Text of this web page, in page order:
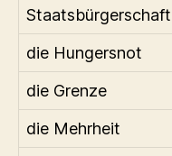
Staatsbürgerschaft
die Hungersnot
die Grenze
die Mehrheit